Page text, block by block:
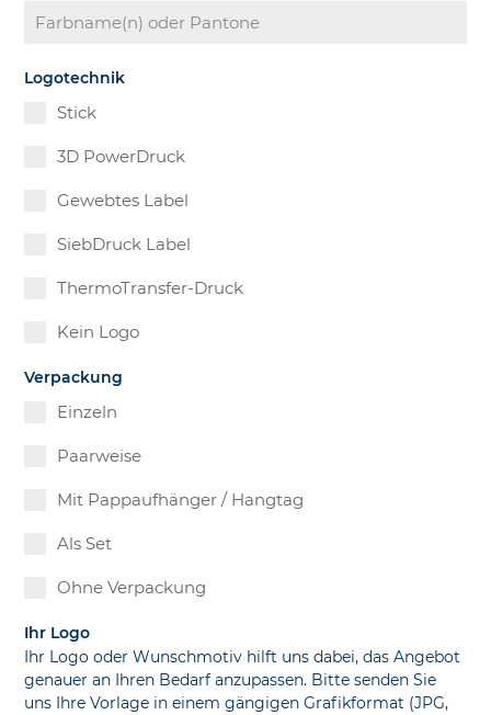
Logotechnik
Stick
3D PowerDruck
Gewebtes Label
SiebDruck Label
ThermoTransfer-Druck
Kein Logo
Verpackung
Einzeln
Paarweise
Mit Pappaufhänger / Hangtag
Als Set
Ohne Verpackung
Ihr Logo
Ihr Logo oder Wunschmotiv hilft uns dabei, das Angebot
genauer an Ihren Bedarf anzupassen. Bitte senden Sie
uns Ihre Vorlage in einem gängigen Grafikformat (JPG,